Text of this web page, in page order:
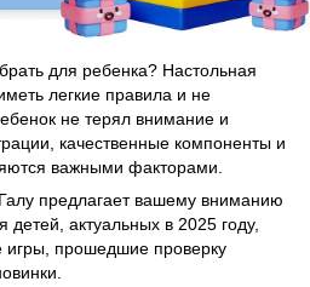
для ребенка? Настольная
легкие правила и не
не терял внимание и
качественные компоненты и
важными факторами.
предлагает вашему вниманию
актуальных в 2025 году,
игры, прошедшие проверку